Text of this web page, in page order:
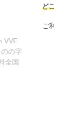
試験で施
ツール